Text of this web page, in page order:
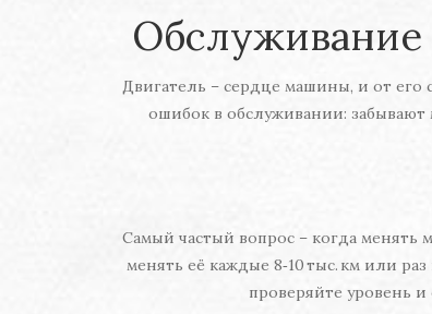
Обслуживание
Двигатель – сердце машины, и от его
ошибок в обслуживании:
Самый частый вопрос – когда менять
менять её каждые 8‑10 тыс. км или
проверяйте уровень и